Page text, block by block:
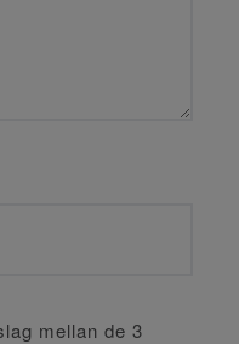
mellan de 3